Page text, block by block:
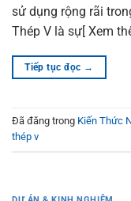
sử dụng rộng rãi
Thép V là sự[ Xem
Tiếp tục đọc →
Đã đăng trong Kiến Thức
thép v